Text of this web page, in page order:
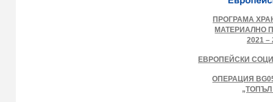
ПРОГРАМА
МАТЕРИАЛНО
2021 –
ЕВРОПЕЙСКИ
ОПЕРАЦИЯ